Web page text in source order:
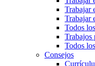
Trabajar
Trabajar
Todos
Trabajos
Todos
Consejos